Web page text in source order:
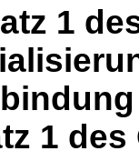
1
1